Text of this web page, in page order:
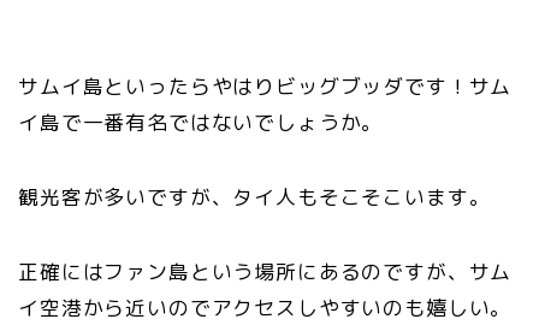
サムイ島といったらやはりビッグブッダです！サム
イ島で一番有名ではないでしょうか。
観光客が多いですが、タイ人もそこそこいます。
正確にはファン島という場所にあるのですが、サム
イ空港から近いのでアクセスしやすいのも嬉しい。